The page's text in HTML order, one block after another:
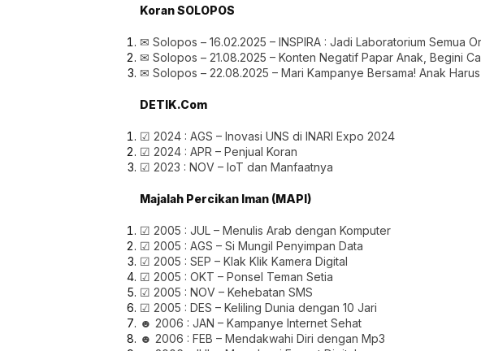
Koran SOLOPOS
✉ Solopos – 16.02.2025 – INSPIRA : Jadi Laboratorium Semua
✉ Solopos – 21.08.2025 – Konten Negatif Papar Anak, Begini
✉ Solopos – 22.08.2025 – Mari Kampanye Bersama! Anak
DETIK.Com
☑ 2024 : AGS – Inovasi UNS di INARI Expo 2024
☑ 2024 : APR – Penjual Koran
☑ 2023 : NOV – IoT dan Manfaatnya
Majalah Percikan Iman (MAPI)
☑ 2005 : JUL – Menulis Arab dengan Komputer
☑ 2005 : AGS – Si Mungil Penyimpan Data
☑ 2005 : SEP – Klak Klik Kamera Digital
☑ 2005 : OKT – Ponsel Teman Setia
☑ 2005 : NOV – Kehebatan SMS
☑ 2005 : DES – Keliling Dunia dengan 10 Jari
☻ 2006 : JAN – Kampanye Internet Sehat
☻ 2006 : FEB – Mendakwahi Diri dengan Mp3